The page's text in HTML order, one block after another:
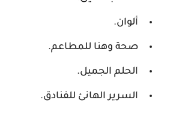
ألوان.
صحة وهنا للمطاعم.
الحلم الجميل.
السرير الهانئ للفنادق.